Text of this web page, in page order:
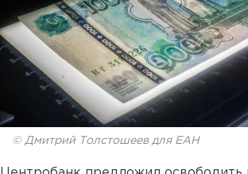
© Дмитрий Толстошеев для ЕАН